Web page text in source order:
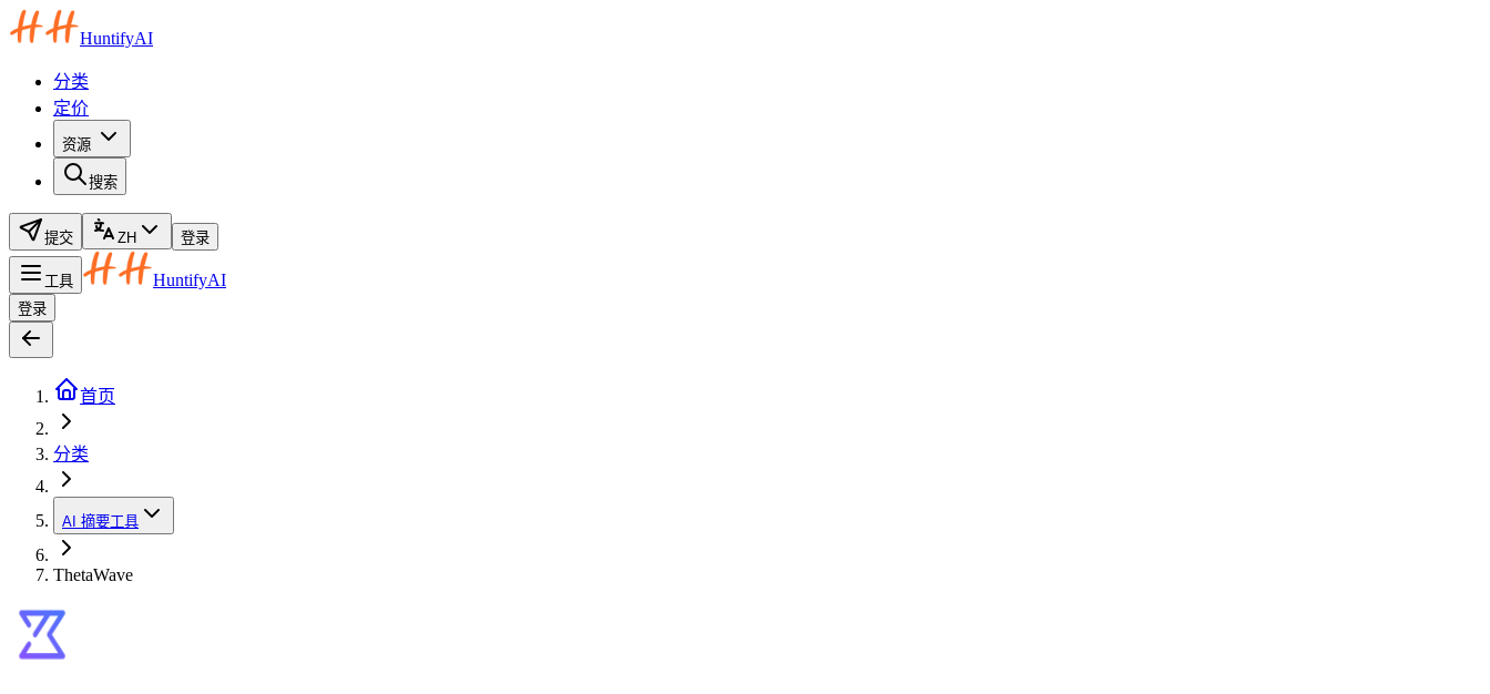
HuntifyAI
分类
定价
资源
搜索
提交 ZH 登录
工具 HuntifyAI
登录
首页
分类
AI 摘要工具
ThetaWave